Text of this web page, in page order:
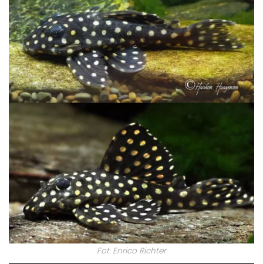
Fot. Enrico Richter